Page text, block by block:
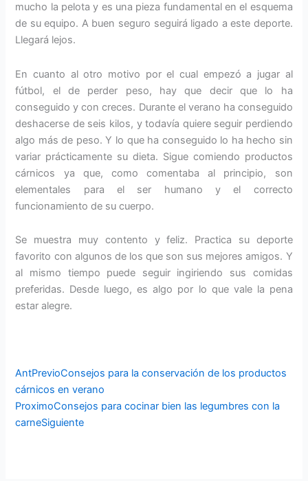
mucho la pelota y es una pieza fundamental en el esquema
de su equipo. A buen seguro seguirá ligado a este deporte.
Llegará lejos.
En cuanto al otro motivo por el cual empezó a jugar al
fútbol, el de perder peso, hay que decir que lo ha
conseguido y con creces. Durante el verano ha conseguido
deshacerse de seis kilos, y todavía quiere seguir perdiendo
algo más de peso. Y lo que ha conseguido lo ha hecho sin
variar prácticamente su dieta. Sigue comiendo productos
cárnicos ya que, como comentaba al principio, son
elementales para el ser humano y el correcto
funcionamiento de su cuerpo.
Se muestra muy contento y feliz. Practica su deporte
favorito con algunos de los que son sus mejores amigos. Y
al mismo tiempo puede seguir ingiriendo sus comidas
preferidas. Desde luego, es algo por lo que vale la pena
estar alegre.
AntPrevioConsejos para la conservación de los productos
cárnicos en verano
ProximoConsejos para cocinar bien las legumbres con la
carneSiguiente